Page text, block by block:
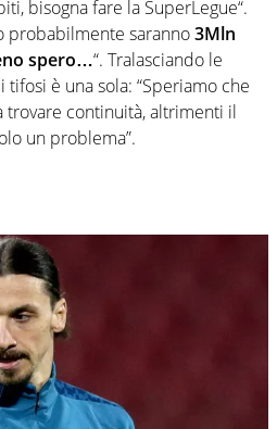
bisogna fare la SuperLegue“.
probabilmente saranno3Mln
spero…“. Tralasciando le
è una sola: “Speriamo che
trovare continuità, altrimenti il
un problema”.